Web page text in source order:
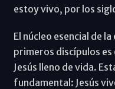
estoy vivo, por los
El núcleo esencial de
primeros discípulos
Jesús lleno de vida.
fundamental: Jesús